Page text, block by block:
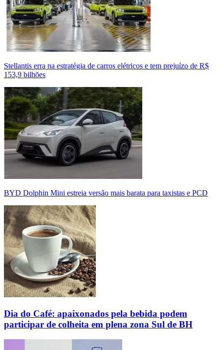
Stellantis erra na estratégia de carros elétricos e tem prejuízo de R$
153,9 bilhões
BYD Dolphin Mini estreia versão mais barata para taxistas e PCD
Dia do Café: apaixonados pela bebida podem
participar de colheita em plena zona Sul de BH